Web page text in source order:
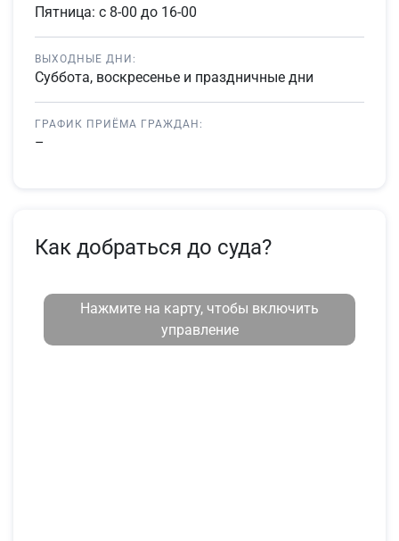
Пятница: с 8-00 до 16-00
ВЫХОДНЫЕ ДНИ:
Суббота, воскресенье и праздничные дни
ГРАФИК ПРИЁМА ГРАЖДАН:
–
Как добраться до суда?
Нажмите на карту, чтобы включить
управление